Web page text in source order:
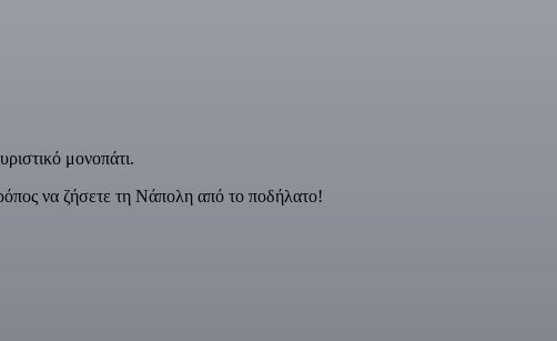
μονοπάτι.
να ζήσετε τη Νάπολη από το ποδήλατο!